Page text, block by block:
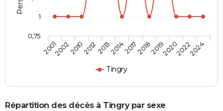
Tingry
200120022010201220132014201720182019202020222024
0,75
1
Répartition des décès à Tingry par sexe